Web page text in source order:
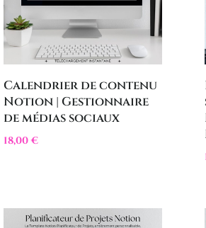
Calendrier de contenu
Notion | Gestionnaire
de médias sociaux
18,00€